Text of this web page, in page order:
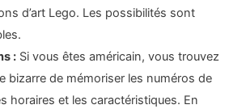
d’art Lego. Les possibilités sont
: Si vous êtes américain, vous trouvez
bizarre de mémoriser les numéros de
horaires et les caractéristiques. En